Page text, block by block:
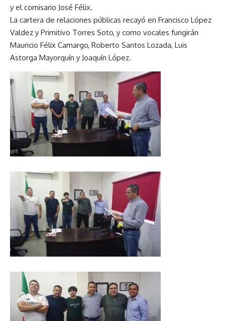
y el comisario José Félix.
La cartera de relaciones públicas recayó en Francisco López
Valdez y Primitivo Torres Soto, y como vocales fungirán
Mauricio Félix Camargo, Roberto Santos Lozada, Luis
Astorga Mayorquín y Joaquín López.